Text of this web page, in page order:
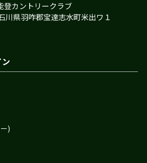
登カントリークラブ
川県羽咋郡宝達志水町米出ワ１
)